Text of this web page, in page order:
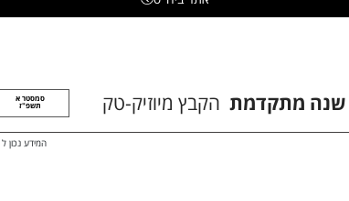
סמסטר א
תשפ"ז
המידע נכון ל
שנה מתקדמת הקבץ מיוזיק-טק